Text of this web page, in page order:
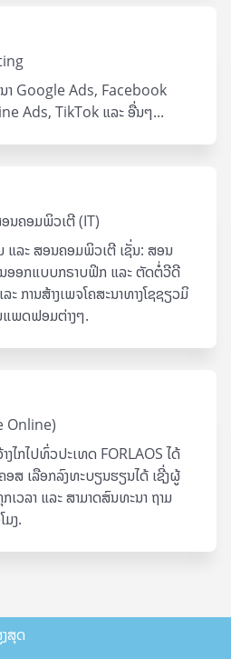
າ Google Ad​s, Facebook
Ads, TikTok ແລະ ອື່ນໆ...
ນຄອມພິວເຕີ (IT)
ລະ ສອນຄອມພິວເຕີ ເຊັ່ນ: ສອນ
ອອກແບບກຣາບຟິກ ແລະ ຕັດຕໍ່ວີດີ
ການສ້າງເພຈໂຄສະນາທາງໂຊຊຽວມິ
ແພດຟອມຕ່າງໆ.
Online)
ງໄກໄປທົ່ວປະເທດ FORLAOS ໄດ້
ສ ເລືອກລົງທະບຽນຮຽນໄດ້ ເຊີ່ງຜູ້
ວລາ ແລະ ສາມາດສົນທະນາ ຖາມ
ງ.
ສຸດ